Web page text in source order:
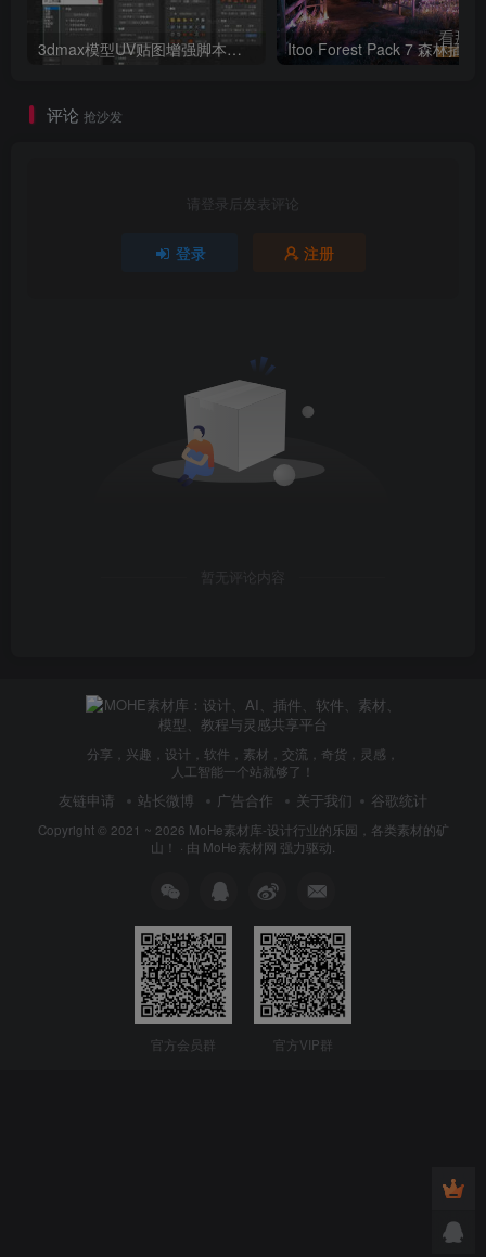
3dmax模型UV贴图增强脚本插件工具UVTools 3.2L 汉化破解版 For 3dmax2014~2023
评论 抢沙发
请登录后发表评论
登录 注册
暂无评论内容
分享，兴趣，设计，软件，素材，交流，奇货，灵感，
人工智能一个站就够了！
友链申请 站长微博 广告合作 关于我们 谷歌统计
Copyright © 2021 ~ 2026 MoHe素材库-设计行业的乐园，各类素材的矿
山！ · 由 MoHe素材网 强力驱动.
官方会员群 官方VIP群